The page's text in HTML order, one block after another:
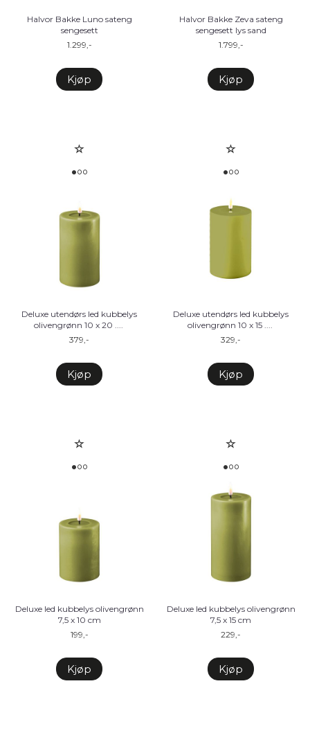
Halvor Bakke Luno sateng
sengesett
1.299,-
Kjøp
Halvor Bakke Zeva sateng
sengesett lys sand
1.799,-
Kjøp
Deluxe utendørs led kubbelys
olivengrønn 10 x 20 ....
379,-
Kjøp
Deluxe utendørs led kubbelys
olivengrønn 10 x 15 ....
329,-
Kjøp
Deluxe led kubbelys olivengrønn
7,5 x 10 cm
199,-
Kjøp
Deluxe led kubbelys olivengrønn
7,5 x 15 cm
229,-
Kjøp